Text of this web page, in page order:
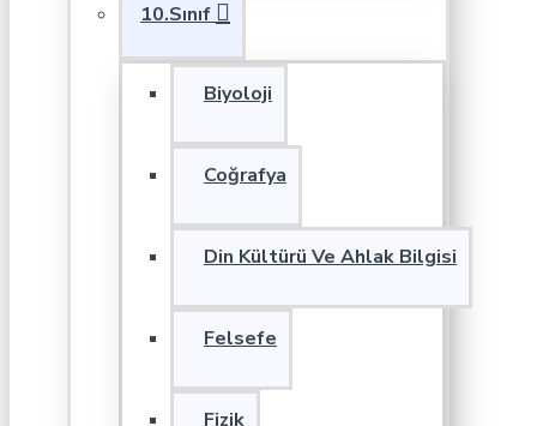
10.Sınıf
Biyoloji
Coğrafya
Din Kültürü Ve Ahlak Bilgisi
Felsefe
Fizik